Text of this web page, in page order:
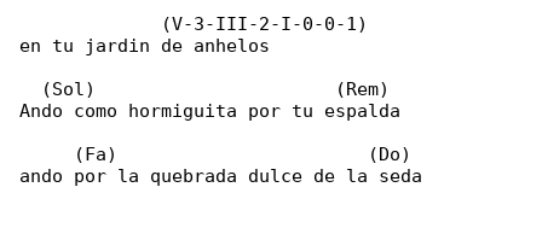
             (V-3-III-2-I-0-0-1)
en tu jardin de anhelos
  (Sol)                      (Rem)
Ando como hormiguita por tu espalda
     (Fa)                       (Do)
ando por la quebrada dulce de la seda